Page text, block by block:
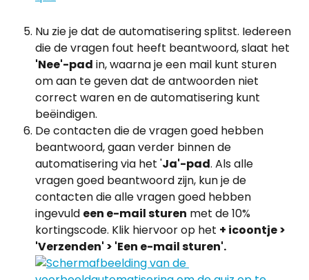
Nu zie je dat de automatisering splitst. Iedereen
die de vragen fout heeft beantwoord, slaat het
'Nee'-pad in, waarna je een mail kunt sturen
om aan te geven dat de antwoorden niet
correct waren en de automatisering kunt
beëindigen.
De contacten die de vragen goed hebben
beantwoord, gaan verder binnen de
automatisering via het 'Ja'-pad. Als alle
vragen goed beantwoord zijn, kun je de
contacten die alle vragen goed hebben
ingevuld een e-mail sturen met de 10%
kortingscode. Klik hiervoor op het + icoontje >
'Verzenden' > 'Een e-mail sturen'.